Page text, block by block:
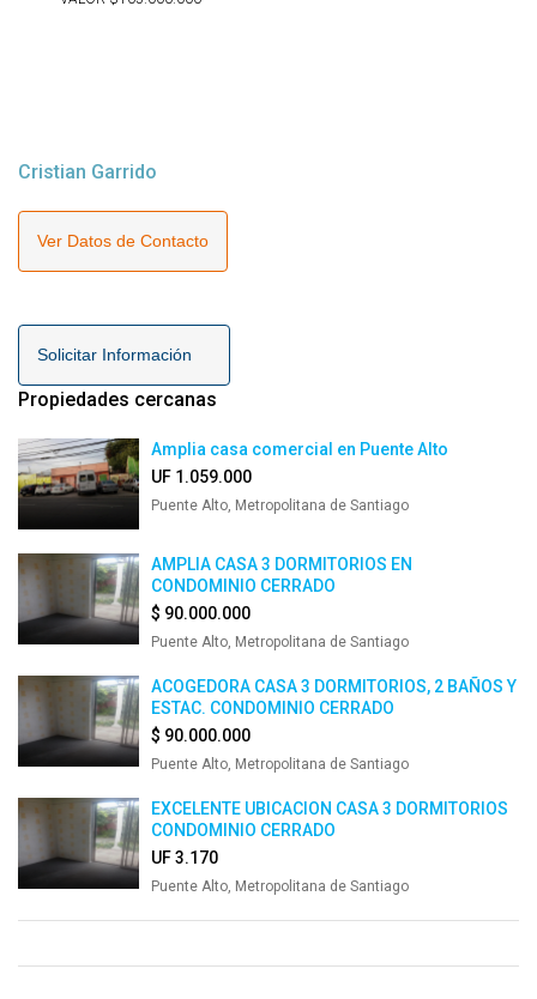
Cristian Garrido
Ver Datos de Contacto
Solicitar Información
Propiedades cercanas
Amplia casa comercial en Puente Alto
UF 1.059.000
Puente Alto, Metropolitana de Santiago
AMPLIA CASA 3 DORMITORIOS EN
CONDOMINIO CERRADO
$ 90.000.000
Puente Alto, Metropolitana de Santiago
ACOGEDORA CASA 3 DORMITORIOS, 2 BAÑOS Y
ESTAC. CONDOMINIO CERRADO
$ 90.000.000
Puente Alto, Metropolitana de Santiago
EXCELENTE UBICACION CASA 3 DORMITORIOS
CONDOMINIO CERRADO
UF 3.170
Puente Alto, Metropolitana de Santiago